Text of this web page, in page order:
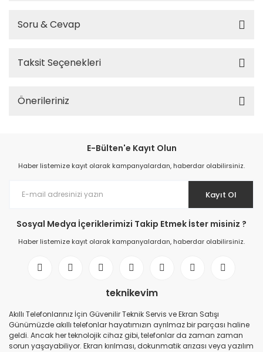
Soru & Cevap
Taksit Seçenekleri
Önerileriniz
E-Bülten'e Kayıt Olun
Haber listemize kayıt olarak kampanyalardan, haberdar olabilirsiniz.
Kayıt Ol
Sosyal Medya İçeriklerimizi Takip Etmek İster misiniz ?
Haber listemize kayıt olarak kampanyalardan, haberdar olabilirsiniz.
teknikevim
Akıllı Telefonlarınız İçin Güvenilir Teknik Servis ve Ekran Satışı
Günümüzde akıllı telefonlar hayatımızın ayrılmaz bir parçası haline
geldi. Ancak her teknolojik cihaz gibi, telefonlar da zaman zaman
sorun yaşayabiliyor. Ekran kırılması, dokunmatik arızası veya yazılım